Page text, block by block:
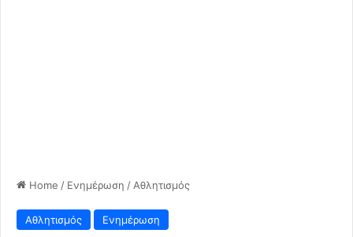
Home / Ενημέρωση / Αθλητισμός
Αθλητισμός Ενημέρωση